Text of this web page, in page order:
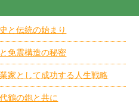
と伝統の始まり
免震構造の秘密
家として成功する人生戦略
鶴の鉋と共に